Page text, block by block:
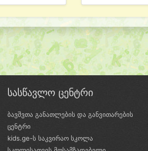
სასწავლო ცენტრი
ბავშვთა განათლების და განვითარების
ცენტრი
kids.ge-ს საკვირაო სკოლა